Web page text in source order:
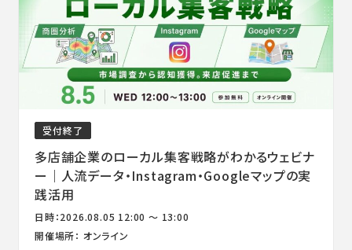
受付終了
多店舗企業のローカル集客戦略がわかるウェビナ
ー｜人流データ・Instagram・Googleマップの実
践活用
日時：2026.08.05 12:00 ～ 13:00
開催場所： オンライン